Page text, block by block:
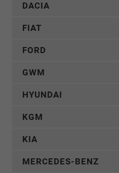
DACIA
FIAT
FORD
GWM
HYUNDAI
KGM
KIA
MERCEDES-BENZ